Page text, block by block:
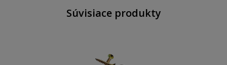
Súvisiace produkty